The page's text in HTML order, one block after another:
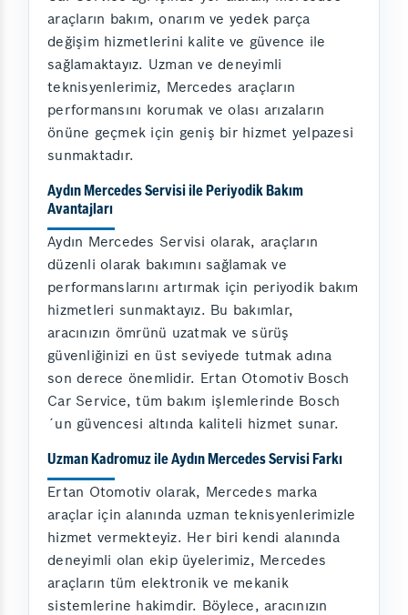
araçların bakım, onarım ve yedek parça
değişim hizmetlerini kalite ve güvence ile
sağlamaktayız. Uzman ve deneyimli
teknisyenlerimiz, Mercedes araçların
performansını korumak ve olası arızaların
önüne geçmek için geniş bir hizmet yelpazesi
sunmaktadır.
Aydın Mercedes Servisi ile Periyodik Bakım
Avantajları
Aydın Mercedes Servisi olarak, araçların
düzenli olarak bakımını sağlamak ve
performanslarını artırmak için periyodik bakım
hizmetleri sunmaktayız. Bu bakımlar,
aracınızın ömrünü uzatmak ve sürüş
güvenliğinizi en üst seviyede tutmak adına
son derece önemlidir. Ertan Otomotiv Bosch
Car Service, tüm bakım işlemlerinde Bosch
´un güvencesi altında kaliteli hizmet sunar.
Uzman Kadromuz ile Aydın Mercedes Servisi Farkı
Ertan Otomotiv olarak, Mercedes marka
araçlar için alanında uzman teknisyenlerimizle
hizmet vermekteyiz. Her biri kendi alanında
deneyimli olan ekip üyelerimiz, Mercedes
araçların tüm elektronik ve mekanik
sistemlerine hakimdir. Böylece, aracınızın